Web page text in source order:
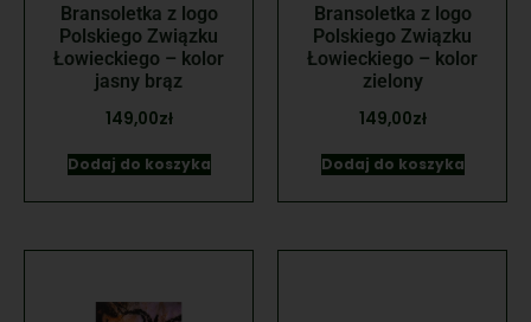
Bransoletka z logo
Polskiego Związku
Łowieckiego – kolor
jasny brąz
149,00zł
Dodaj do koszyka
Bransoletka z logo
Polskiego Związku
Łowieckiego – kolor
zielony
149,00zł
Dodaj do koszyka